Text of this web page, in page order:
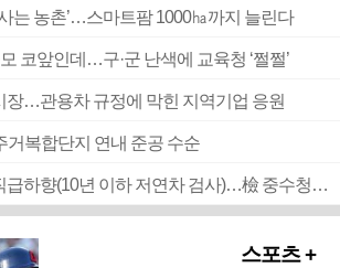
는 농촌’…스마트팜 1000㏊까지 늘린다
코앞인데…구·군 난색에 교육청 ‘쩔쩔’
장…관용차 규정에 막힌 지역기업 응원
거복합단지 연내 준공 수순
■ 검사 신분 버리고 직급하향(10년 이하 저연차 검사)…檢 중수청행 기피
스포츠 +